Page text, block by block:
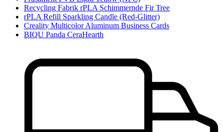
Recycling Fabrik rPLA Schimmernde Fir Tree
rPLA Refill Sparkling Candle (Red-Glitter)
Creality Multicolor Aluminum Business Cards
BIQU Panda CeraHearth